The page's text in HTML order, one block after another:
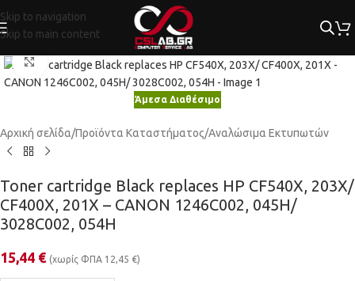
Skip to navigation
Skip to main content
Κλικ για μεγέθυνση
Άμεσα Διαθέσιμο
Αρχική σελίδα/Προϊόντα Καταστήματος/Αναλώσιμα Εκτυπωτών
Toner cartridge Black replaces HP CF540X, 203X/
CF400X, 201X – CANON 1246C002, 045H/
3028C002, 054H
15,44 € (χωρίς ΦΠΑ 12,45 €)